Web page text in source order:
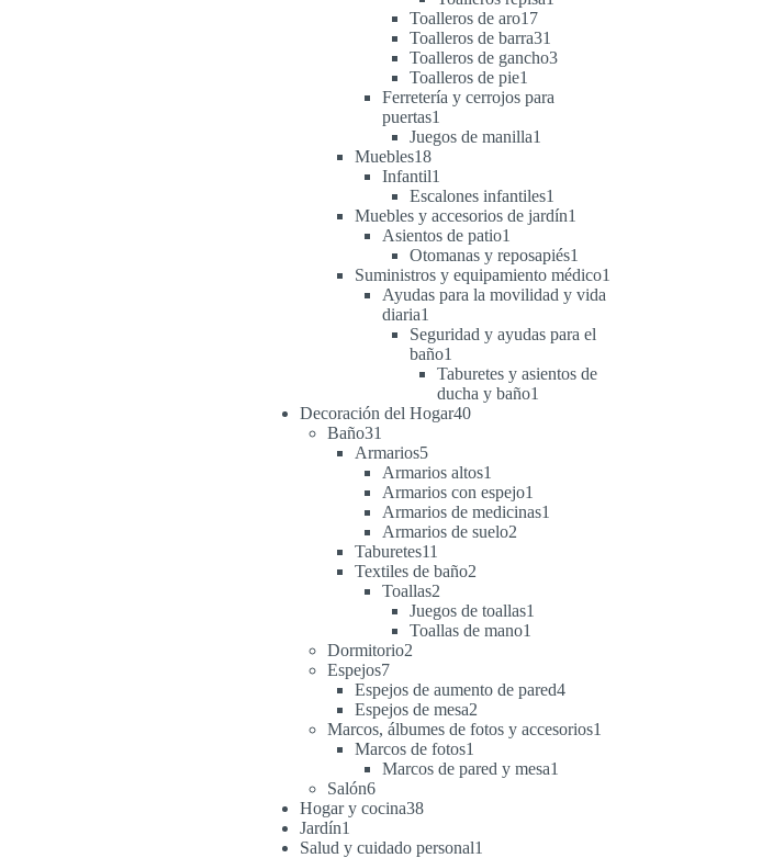
Toalleros de aro1717
productos
Toalleros de barra31
productos
Toalleros de gancho33
Toalleros de pie1
producto
Ferretería y cerrojos para
puertas1
producto
Juegos de manilla1
Muebles1818
productos
Infantil1
producto
Escalones infantiles1
producto
Muebles y accesorios de jardín1
Asientos de patio1
producto
Otomanas y reposapiés1
producto
Suministros y equipamiento médico1
Ayudas para la movilidad y vida
diaria1
producto
Seguridad y ayudas para el
baño1
producto
Taburetes y asientos de
ducha y baño1
Decoración del Hogar4040
Baño31
productos
Armarios55
productos
Armarios altos1
producto
Armarios con espejo1
producto
Armarios de medicinas1
Armarios de suelo2
Taburetes11
productos
Textiles de baño2
Toallas2
productos
Juegos de toallas1
Toallas de mano1
Dormitorio2
Espejos77
productos
Espejos de aumento de pared44
Espejos de mesa2
productos
Marcos, álbumes de fotos y accesorios1
Marcos de fotos1
producto
Marcos de pared y mesa1
Salón66
productos
Hogar y cocina3838
Jardín1
producto
Salud y cuidado personal1